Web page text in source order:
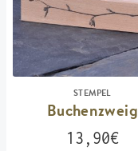
STEMPEL
Buchenzweig
13,90€